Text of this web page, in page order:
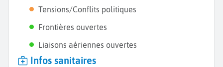
Tensions/Conflits politiques
Frontières ouvertes
Liaisons aériennes ouvertes
Infos sanitaires